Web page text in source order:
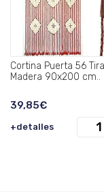
Cortina Puerta 56
Madera 90x200 cm..
39,85€
+detalles